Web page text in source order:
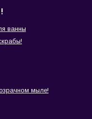
ванны
мыле!